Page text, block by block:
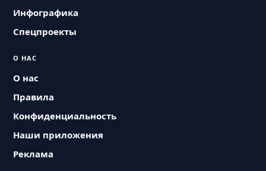
Инфографика
Спецпроекты
О НАС
О нас
Правила
Конфиденциальность
Наши приложения
Реклама